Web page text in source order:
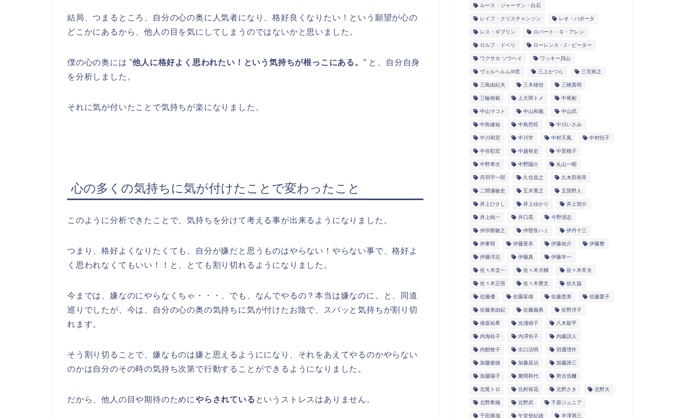
結局、つまるところ、自分の心の奥に人気者になり、格好良くなりたい！という願望が心の
どこかにあるから、他人の目を気にしてしまうのではないかと思いました。
僕の心の奥には ”他人に格好よく思われたい！という気持ちが根っこにある。 ” と、自分自身
を分析しました。
それに気が付いたことで気持ちが楽になりました。
心の多くの気持ちに気が付けたことで変わったこと
このように分析できたことで、気持ちを分けて考える事が出来るようになりました。
つまり、格好よくなりたくても、自分が嫌だと思うものはやらない！やらない事で、格好よ
く思われなくてもいい！！と、とても割り切れるようになりました。
今までは、嫌なのにやらなくちゃ・・・、でも、なんでやるの？本当は嫌なのに。と、同道
巡りでしたが、今は、自分の心の奥の気持ちに気が付けたお陰で、スパッと気持ちが割り切
れます。
そう割り切ることで、嫌なものは嫌と思えるようにになり、それをあえてやるのかやらない
のかは自分のその時の気持ち次第で行動することができるようになりました。
だから、他人の目や期待のためにやらされている というストレスはありません。
ルース・ジャーマン・白石
レイフ・クリスチャンソン レオ・バボータ
レス・ギブリン ロバート・Ｇ・アレン
ロルフ・ドベリ ローレンス・J・ピーター
ワクサカ ソウヘイ ワッキー貝山
ヴェルヘルムIII世 三上かつら 三宅裕之
三島由紀夫 三木雄信 三橋貴明
三輪裕範 上大岡トメ 中尾彬
中山マコト 中山和義 中山武
中島健祐 中島芭旺 中川いさみ
中川和宏 中川学 中村天風 中村恒子
中谷彰宏 中越裕史 中里桃子
中野孝次 中野陽介 丸山一昭
丹羽宇一郎 久住昌之 久木田裕常
二間瀬敏史 五木寛之 五箇野人
井上ひさし 井上ゆかり 井上智介
井上純一 井口晃 今野清志
仲宗根敏之 仲曽良ハミ 伊丹十三
伊東明 伊藤亜衣 伊藤佑介 伊藤整
伊藤洋志 伊藤真 伊藤羊一
佐々木圭一 佐々木大輔 佐々木常夫
佐々木正悟 佐々木豊文 佐久協
佐藤優 佐藤富雄 佐藤恵美 佐藤愛子
佐藤美由紀 佐藤義典 佐野洋子
保坂祐希 光浦靖子 八木龍平
内海桂子 内澤旬子 内藤誼人
内館牧子 出口治明 切通理作
加藤俊徳 加藤昌治 加藤諦三
加藤陽子 勝間和代 勢古浩爾
北尾トロ 北村裕花 北野さき 北野大
北野希織 北野武 千原ジュニア
千田琢哉 午堂登紀雄 半澤周三